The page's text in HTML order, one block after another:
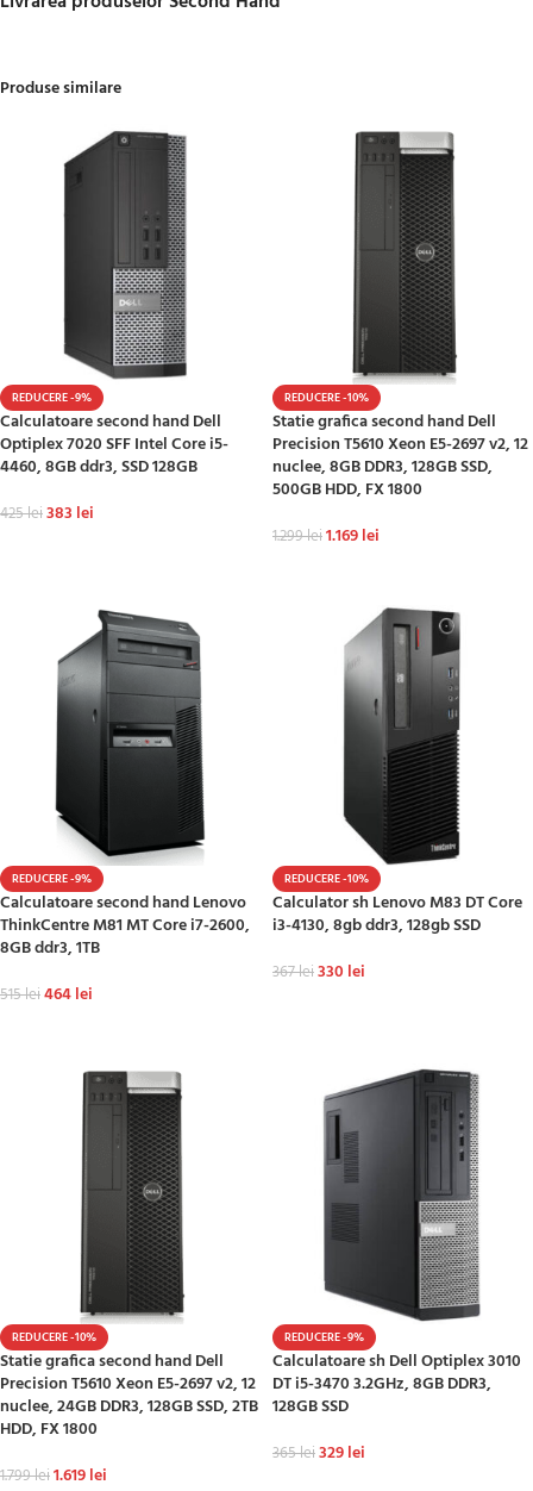
Produse similare
REDUCERE -9%
Calculatoare second hand Dell
Optiplex 7020 SFF Intel Core i5-
4460, 8GB ddr3, SSD 128GB
425lei383 lei
REDUCERE -10%
Statie grafica second hand Dell
Precision T5610 Xeon E5-2697 v2, 12
nuclee, 8GB DDR3, 128GB SSD,
500GB HDD, FX 1800
1.299lei1.169lei
REDUCERE -9%
Calculatoare second hand Lenovo
ThinkCentre M81 MT Core i7-2600,
8GB ddr3, 1TB
515lei464lei
REDUCERE -10%
Calculator sh Lenovo M83 DT Core
i3-4130, 8gb ddr3, 128gb SSD
367lei330 lei
REDUCERE -10%
Statie grafica second hand Dell
Precision T5610 Xeon E5-2697 v2, 12
nuclee, 24GB DDR3, 128GB SSD, 2TB
HDD, FX 1800
1.799lei1.619lei
REDUCERE -9%
Calculatoare sh Dell Optiplex 3010
DT i5-3470 3.2GHz, 8GB DDR3,
128GB SSD
365lei329lei